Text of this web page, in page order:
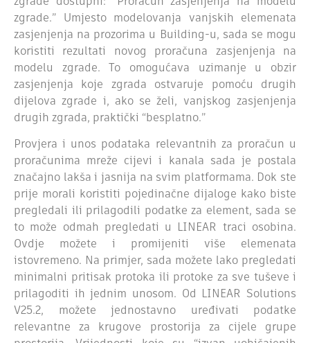
zgrade.” Umjesto modelovanja vanjskih elemenata
zasjenjenja na prozorima u Building-u, sada se mogu
koristiti rezultati novog proračuna zasjenjenja na
modelu zgrade. To omogućava uzimanje u obzir
zasjenjenja koje zgrada ostvaruje pomoću drugih
dijelova zgrade i, ako se želi, vanjskog zasjenjenja
drugih zgrada, praktički “besplatno.”
Provjera i unos podataka relevantnih za proračun u
proračunima mreže cijevi i kanala sada je postala
značajno lakša i jasnija na svim platformama. Dok ste
prije morali koristiti pojedinačne dijaloge kako biste
pregledali ili prilagodili podatke za element, sada se
to može odmah pregledati u LINEAR traci osobina.
Ovdje možete i promijeniti više elemenata
istovremeno. Na primjer, sada možete lako pregledati
minimalni pritisak protoka ili protoke za sve tuševe i
prilagoditi ih jednim unosom. Od LINEAR Solutions
V25.2, možete jednostavno uređivati podatke
relevantne za krugove prostorija za cijele grupe